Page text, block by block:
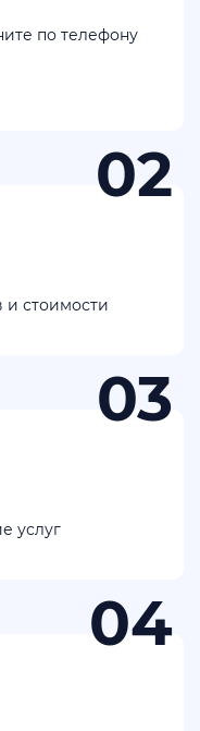
по телефону
стоимости
услуг